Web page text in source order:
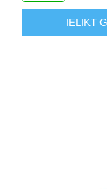
IELIKT